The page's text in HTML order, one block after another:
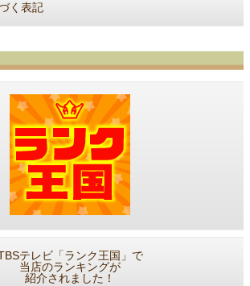
く表記
テレビ「ランク王国」で
当店のランキングが
紹介されました！